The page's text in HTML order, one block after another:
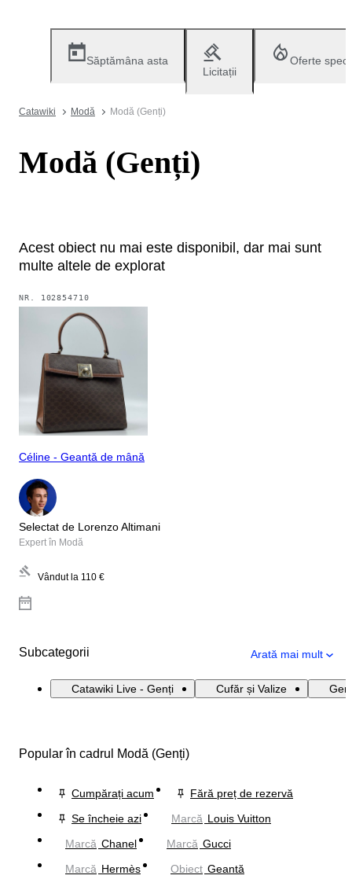
Săptămâna asta
Licitații
Oferte
Catawiki Modă Modă (Genți)
Modă (Genți)
Acest obiect nu mai este disponibil, dar mai sunt
multe altele de explorat
NR. 102854710
Céline - Geantă de mână
Selectat de Lorenzo Altimani
Expert în Modă
Vândut la 110 €
Subcategorii Arată mai mult
Catawiki Live - Genți Cufăr și Valize
Popular în cadrul Modă (Genți)
Cumpărați acum
Fără preț de rezervă
Se încheie azi
Marcă Louis Vuitton
Marcă Chanel Marcă Gucci
Marcă Hermès Obiect Geantă